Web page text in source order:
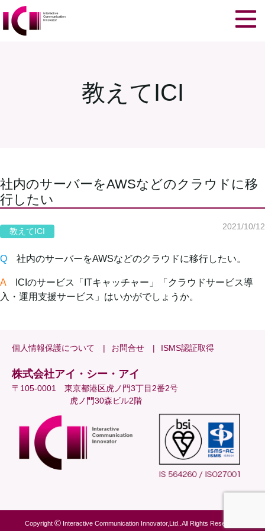
教えてICI
社内のサーバーをAWSなどのクラウドに移
行したい
教えてICI
2021/10/12
Q 社内のサーバーをAWSなどのクラウドに移行したい。
AICIのサービス「ITキャッチャー」「クラウドサービス導
入・運用支援サービス」はいかがでしょうか。
個人情報保護について お問合せ ISMS認証取得
株式会社アイ・シー・アイ
〒105-0001 東京都港区虎ノ門3丁目2番2号
虎ノ門30森ビル2階
Copyright Interactive Communication Innovator,Ltd..All Rights Reserved.